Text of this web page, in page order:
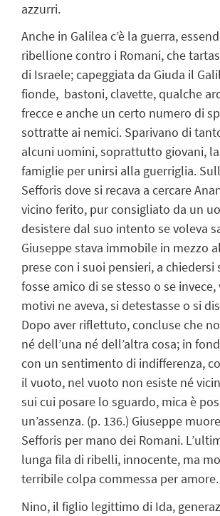
azzurri.
Anche in Galilea c’è la guerra,
ribellione contro i Romani, che
di Israele; capeggiata da Giuda il
fionde, bastoni, clavette, qualche
frecce e anche un certo numero di
sottratte ai nemici. Sparivano di
alcuni uomini, soprattutto giovani,
famiglie per unirsi alla guerriglia.
Sefforis dove si recava a cercare
vicino ferito, pur consigliato da un
desistere dal suo intento se voleva
Giuseppe stava immobile in mezzo
prese con i suoi pensieri, a chiedersi
fosse amico di se stesso o se
motivi ne aveva, si detestasse o si
Dopo aver riflettuto, concluse che
né dell’una né dell’altra cosa; in
con un sentimento di indifferenza,
il vuoto, nel vuoto non esiste né
sui cui posare lo sguardo, mica è
un’assenza. (p. 136.) Giuseppe
Sefforis per mano dei Romani.
lunga fila di ribelli, innocente, ma
terribile colpa commessa per amore.
Nino, il figlio legittimo di Ida,